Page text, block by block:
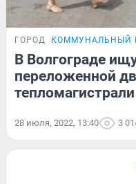
ГОРОД КОММУНАЛЬНЫЙ
В Волгограде
переложенной
тепломагистрали
28 июля, 2022, 13:40 3